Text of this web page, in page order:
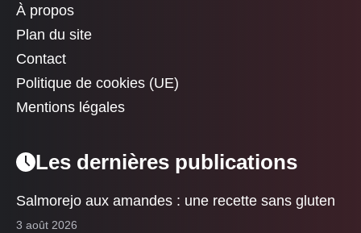
À propos
Plan du site
Contact
Politique de cookies (UE)
Mentions légales
Les dernières publications
Salmorejo aux amandes : une recette sans gluten
3 août 2026